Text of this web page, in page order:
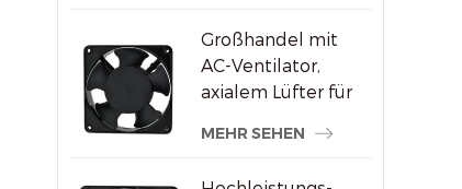
Großhandel mit
AC-Ventilator,
axialem Lüfter für
MEHR SEHEN